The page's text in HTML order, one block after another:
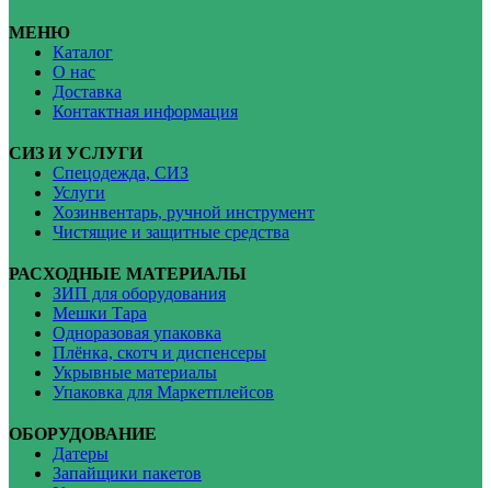
МЕНЮ
Каталог
О нас
Доставка
Контактная информация
СИЗ И УСЛУГИ
Спецодежда, СИЗ
Услуги
Хозинвентарь, ручной инструмент
Чистящие и защитные средства
РАСХОДНЫЕ МАТЕРИАЛЫ
ЗИП для оборудования
Мешки Тара
Одноразовая упаковка
Плёнка, скотч и диспенсеры
Укрывные материалы
Упаковка для Маркетплейсов
ОБОРУДОВАНИЕ
Датеры
Запайщики пакетов